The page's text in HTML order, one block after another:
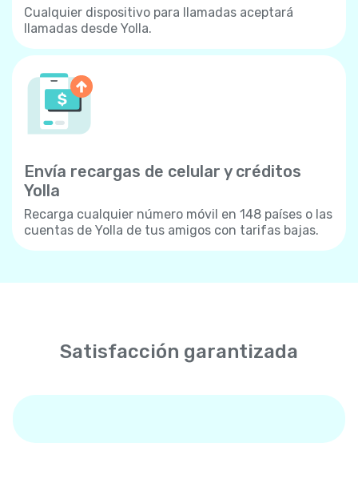
Cualquier dispositivo para llamadas aceptará
llamadas desde Yolla.
Envía recargas de celular y créditos
Yolla
Recarga cualquier número móvil en 148 países o las
cuentas de Yolla de tus amigos con tarifas bajas.
Satisfacción garantizada